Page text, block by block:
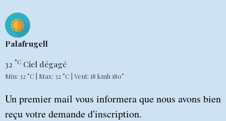
Palafrugell
32 °C Ciel dégagé
Min: 32 °C | Max: 32 °C | Vent: 18 kmh 180°
Un premier mail vous informera que nous avons bien
reçu votre demande d'inscription.